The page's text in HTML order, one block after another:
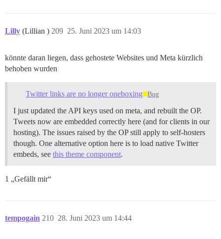
Lilly (Lillian ) 25. Juni 2023 um 14:03
209
könnte daran liegen, dass gehostete Websites und Meta kürzlich
behoben wurden
Twitter links are no longer oneboxing Bug
I just updated the API keys used on meta, and rebuilt the OP.
Tweets now are embedded correctly here (and for clients in our
hosting). The issues raised by the OP still apply to self-hosters
though. One alternative option here is to load native Twitter
embeds, see this theme component.
1 „Gefällt mir“
tempogain 28. Juni 2023 um 14:44
210